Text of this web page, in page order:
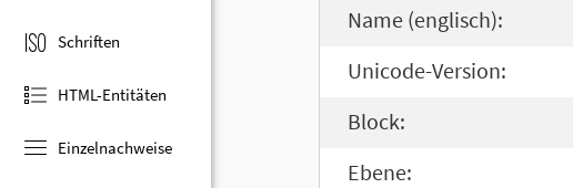
Schriften
HTML-Entitäten
Einzelnachweise
Name (englisch):
Unicode-Version:
Block:
Ebene: